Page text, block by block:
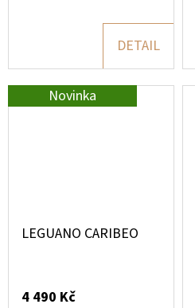
DETAIL
Novinka
LEGUANO CARIBEO
4 490 Kč